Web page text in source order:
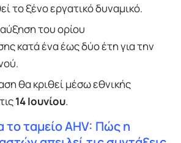
το ξένο εργατικό δυναμικό.
του ορίου
κατά ένα έως δύο έτη για την
θα κριθεί μέσω εθνικής
14 Ιουνίου.
το ταμείο AHV: Πώς η